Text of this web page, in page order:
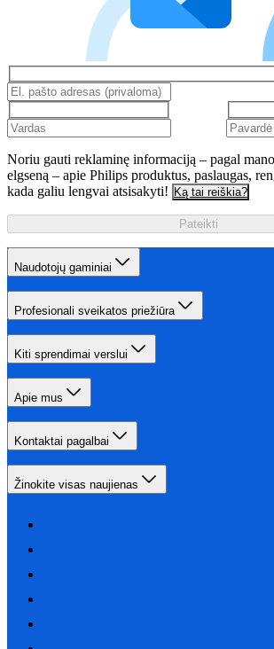
Noriu gauti reklaminę informaciją – pagal
elgseną – apie Philips produktus, paslaugas,
kada galiu lengvai atsisakyti! Ką tai reiškia?
Pateikti
Naudotojų gaminiai
Profesionali sveikatos priežiūra
Kiti sprendimai verslui
Apie mus
Kontaktai pagalbai
Žinokite visas naujienas